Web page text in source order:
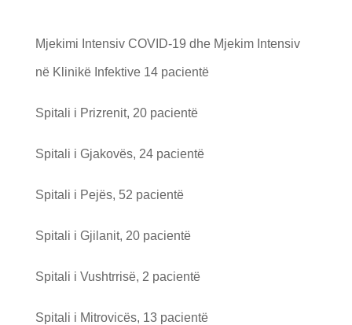
Mjekimi Intensiv COVID-19 dhe Mjekim Intensiv
në Klinikë Infektive 14 pacientë
Spitali i Prizrenit, 20 pacientë
Spitali i Gjakovës, 24 pacientë
Spitali i Pejës, 52 pacientë
Spitali i Gjilanit, 20 pacientë
Spitali i Vushtrrisë, 2 pacientë
Spitali i Mitrovicës, 13 pacientë